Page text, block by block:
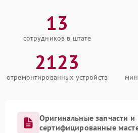
13
сотрудников в штате
2123
отремонтированных устройств
Оригинальные запчасти и
сертифицированные